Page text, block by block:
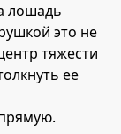
лошадь
это не
тяжести
ее